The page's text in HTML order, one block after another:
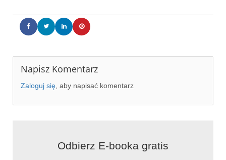
Napisz Komentarz
Zaloguj się , aby napisać komentarz
Odbierz E-booka gratis